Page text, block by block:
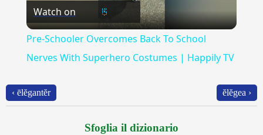
Video
Watch on
Pre-Schooler Overcomes Back To School
Nerves With Superhero Costumes | Happily TV
‹ ēlĕgantĕr ĕlĕgea ›
Sfoglia il dizionario